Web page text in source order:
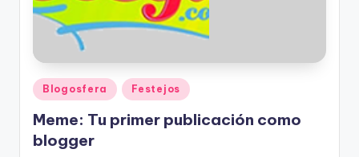
Posted
in
Blogosfera Festejos
Meme: Tu primer publicación como
blogger